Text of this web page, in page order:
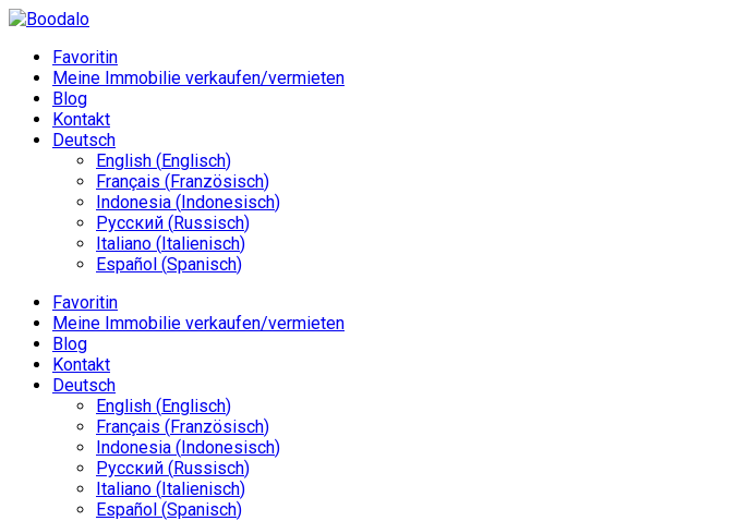
Favoritin
Meine Immobilie verkaufen/vermieten
Blog
Kontakt
Deutsch
English (Englisch)
Français (Französisch)
Indonesia (Indonesisch)
Русский (Russisch)
Italiano (Italienisch)
Español (Spanisch)
Favoritin
Meine Immobilie verkaufen/vermieten
Blog
Kontakt
Deutsch
English (Englisch)
Français (Französisch)
Indonesia (Indonesisch)
Русский (Russisch)
Italiano (Italienisch)
Español (Spanisch)